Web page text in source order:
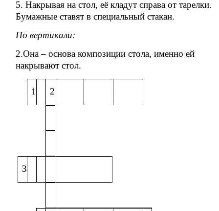
5. Накрывая на стол, её кладут справа от тарелки.
Бумажные ставят в специальный стакан.
По вертикали:
2.Она – основа композиции стола, именно ей
накрывают стол.
1 2
3